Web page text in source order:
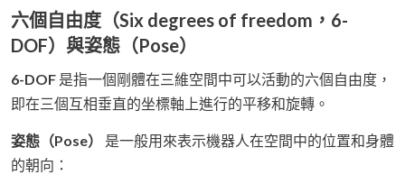
六個自由度（Six degrees of freedom，6-
DOF）與姿態（Pose）
6-DOF 是指一個剛體在三維空間中可以活動的六個自由度，
即在三個互相垂直的坐標軸上進行的平移和旋轉。
姿態（Pose）
是一般用來表示機器人在空間中的位置和身體
的朝向：